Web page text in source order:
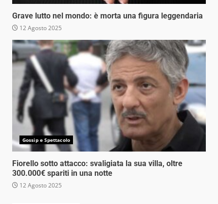
Grave lutto nel mondo: è morta una figura leggendaria
12 Agosto 2025
Gossip e Spettacolo
Fiorello sotto attacco: svaligiata la sua villa, oltre
300.000€ spariti in una notte
12 Agosto 2025